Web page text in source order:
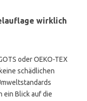
wirklich
oder OEKO-TEX
schädlichen
ein Blick auf die